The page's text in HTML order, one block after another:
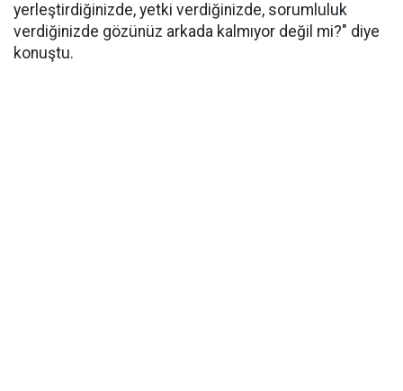
yerleştirdiğinizde, yetki verdiğinizde, sorumluluk
verdiğinizde gözünüz arkada kalmıyor değil mi?" diye
konuştu.